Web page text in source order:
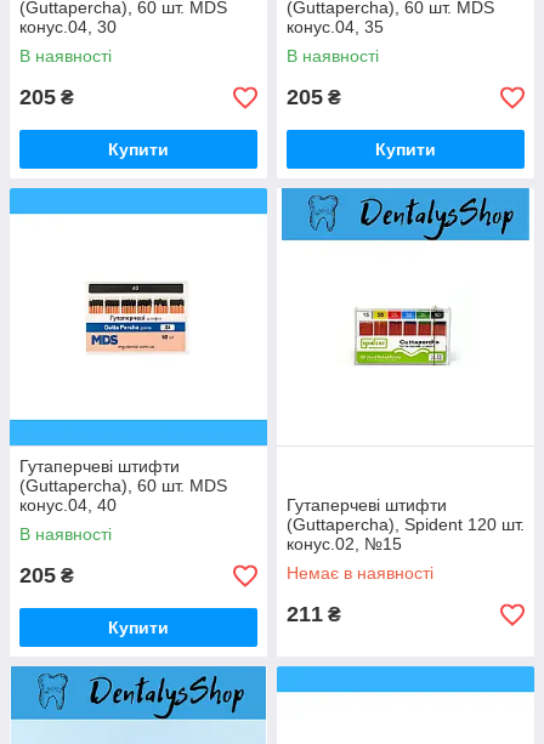
(Guttapercha), 60 шт. MDS
конус.04, 30
В наявності
205 ₴
Купити
(Guttapercha), 60 шт. MDS
конус.04, 35
В наявності
205 ₴
Купити
Гутаперчеві штифти
(Guttapercha), 60 шт. MDS
конус.04, 40
В наявності
205 ₴
Купити
Гутаперчеві штифти
(Guttapercha), Spident 120 шт.
конус.02, №15
Немає в наявності
211 ₴